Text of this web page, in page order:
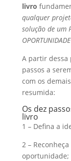
livro
qualquer
solução de um
A partir dessa
passos a
com os
resumida:
Os dez
livro
1 – Defina a
2 –
oportunidade;